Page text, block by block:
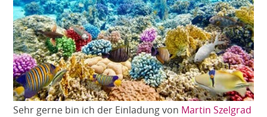
Sehr gerne bin ich der Einladung von Martin Szelgrad